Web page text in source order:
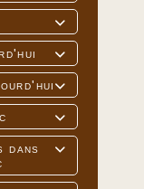





dans